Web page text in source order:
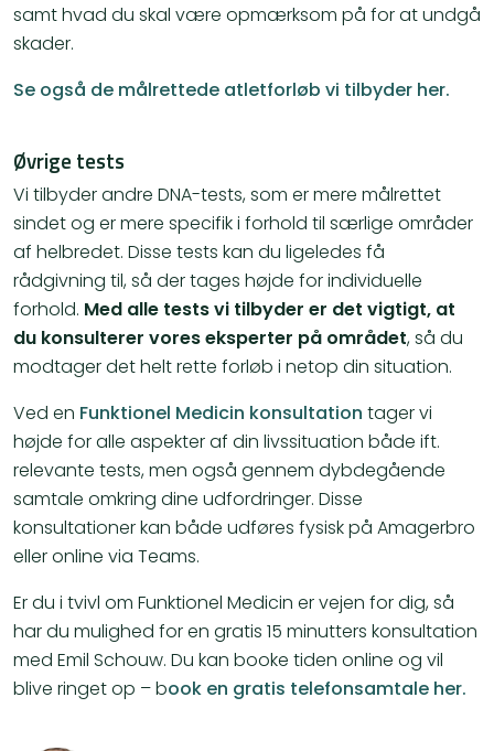
samt hvad du skal være opmærksom på for at undgå
skader.
Se også de målrettede atletforløb vi tilbyder her.
Øvrige tests
Vi tilbyder andre DNA-tests, som er mere målrettet
sindet og er mere specifik i forhold til særlige områder
af helbredet. Disse tests kan du ligeledes få
rådgivning til, så der tages højde for individuelle
forhold. Med alle tests vi tilbyder er det vigtigt, at
du konsulterer vores eksperter på området, så du
modtager det helt rette forløb i netop din situation.
Ved en Funktionel Medicin konsultation tager vi
højde for alle aspekter af din livssituation både ift.
relevante tests, men også gennem dybdegående
samtale omkring dine udfordringer. Disse
konsultationer kan både udføres fysisk på Amagerbro
eller online via Teams.
Er du i tvivl om Funktionel Medicin er vejen for dig, så
har du mulighed for en gratis 15 minutters konsultation
med Emil Schouw. Du kan booke tiden online og vil
blive ringet op – book en gratis telefonsamtale her.